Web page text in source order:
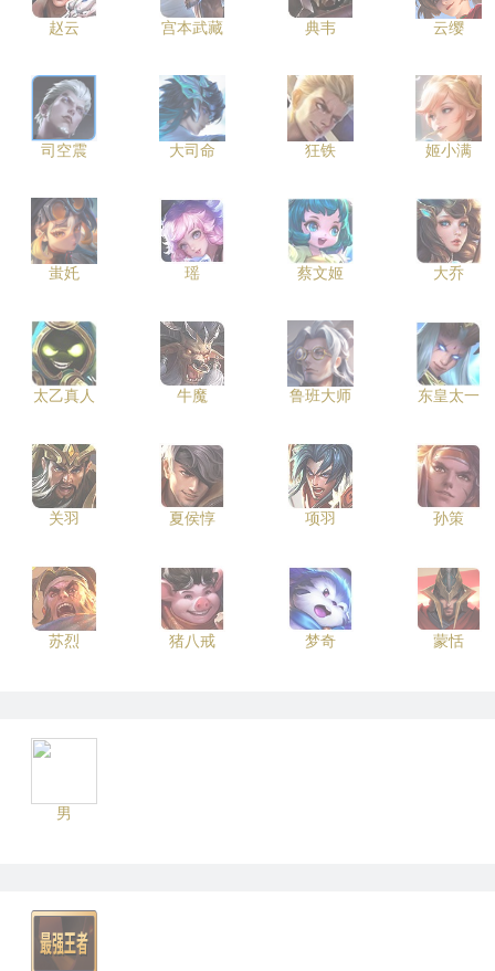
赵云 宫本武藏 典韦 云缨
司空震 大司命 狂铁 姬小满
蚩奼 瑶 蔡文姬 大乔
太乙真人 牛魔 鲁班大师 东皇太一
关羽 夏侯惇 项羽 孙策
苏烈 猪八戒 梦奇 蒙恬
男